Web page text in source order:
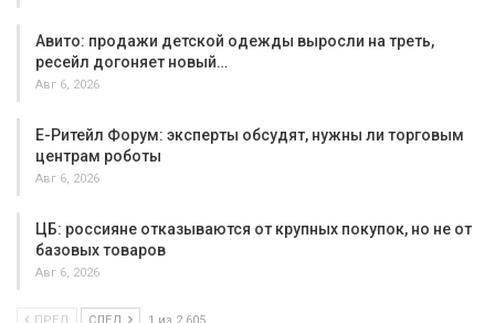
Авито: продажи детской одежды выросли на треть,
ресейл догоняет новый…
Авг 6, 2026
Е-Ритейл Форум: эксперты обсудят, нужны ли торговым
центрам роботы
Авг 6, 2026
ЦБ: россияне отказываются от крупных покупок, но не от
базовых товаров
Авг 6, 2026